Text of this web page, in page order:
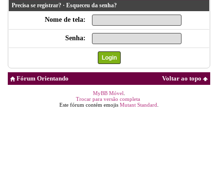
Precisa se registrar? · Esqueceu da senha?
Nome de tela:
Senha:
Voltar ao topo
Fórum Orientando
MyBB Móvel
Trocar para versão completa
Este fórum contém emojis Mutant Standard